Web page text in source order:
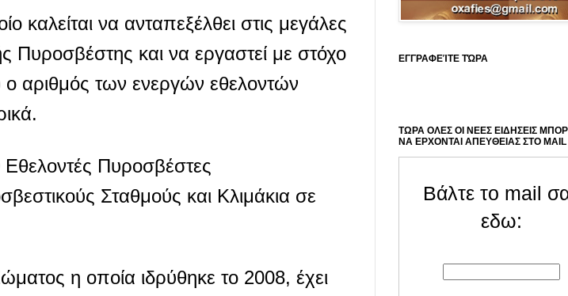
καλείται να ανταπεξέλθει στις μεγάλες
Πυροσβέστης και να εργαστεί με στόχο
αριθμός των ενεργών εθελοντών
Εθελοντές Πυροσβέστες
Σταθμούς και Κλιμάκια σε
η οποία ιδρύθηκε το 2008, έχει
ΕΓΓΡΑΦΕΊΤΕ ΤΏΡΑ
ΤΩΡΑ ΟΛΕΣ ΟΙ ΝΕΕΣ ΕΙΔΗΣΕΙΣ
ΝΑ ΕΡΧΟΝΤΑΙ ΑΠΕΥΘΕΙΑΣ ΣΤΟ
Βάλτε το mail
εδω: